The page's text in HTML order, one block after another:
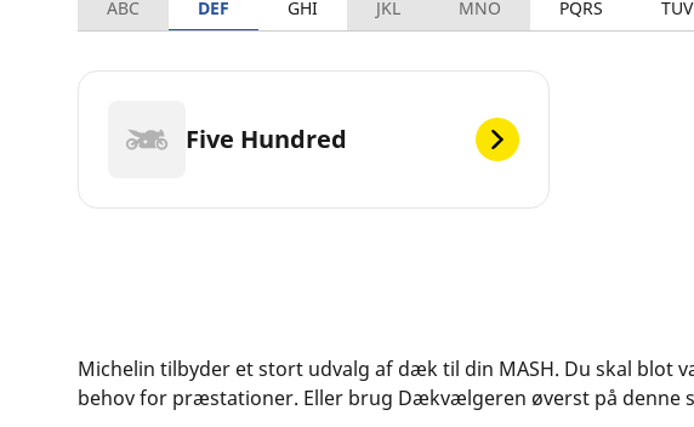
ABC DEF GHI JKL MNO PQRS TUV
Five Hundred
Michelin tilbyder et stort udvalg af dæk til din MASH. Du skal
behov for præstationer. Eller brug Dækvælgeren øverst på denne